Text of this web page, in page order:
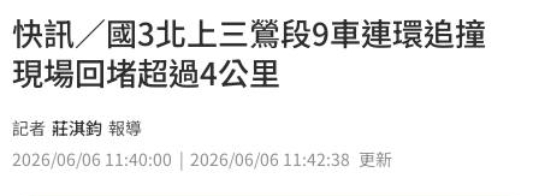
快訊／國3北上三鶯段9車連環追撞
現場回堵超過4公里
記者 莊淇鈞 報導
2026/06/06 11:40:00
2026/06/06 11:42:38 更新